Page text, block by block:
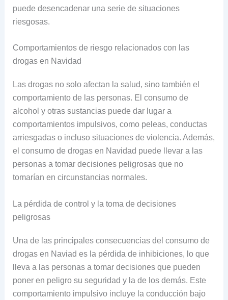
puede desencadenar una serie de situaciones
riesgosas.
Comportamientos de riesgo relacionados con las
drogas en Navidad
Las drogas no solo afectan la salud, sino también el
comportamiento de las personas. El consumo de
alcohol y otras sustancias puede dar lugar a
comportamientos impulsivos, como peleas, conductas
arriesgadas o incluso situaciones de violencia. Además,
el consumo de drogas en Navidad puede llevar a las
personas a tomar decisiones peligrosas que no
tomarían en circunstancias normales.
La pérdida de control y la toma de decisiones
peligrosas
Una de las principales consecuencias del consumo de
drogas en Naviad es la pérdida de inhibiciones, lo que
lleva a las personas a tomar decisiones que pueden
poner en peligro su seguridad y la de los demás. Este
comportamiento impulsivo incluye la conducción bajo